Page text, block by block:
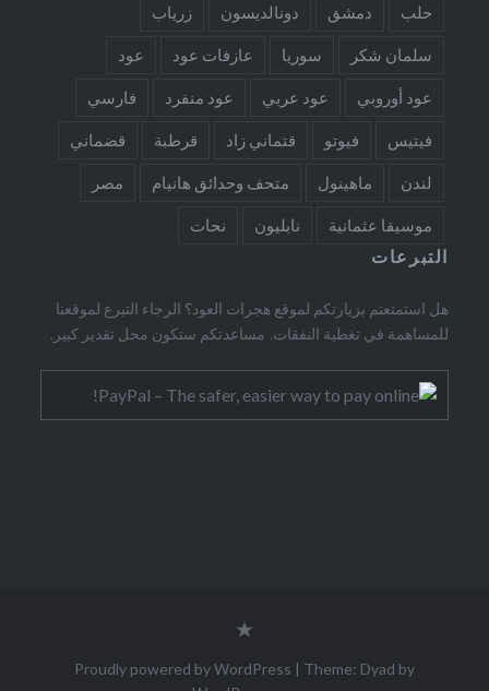
حلب دمشق دونالديسون زرياب
سلمان شكر سوريا عازفات عود عود
عود أوروبي عود عربي عود منفرد فارسي
فيتيس فيوتو قتماني زاد قرطبة قضماني
لندن ماهينول متحف وحدائق هانيام مصر
موسيقا عثمانية نابليون نحات
التبرعات
هل استمتعتم بزيارتكم لموقع هجرات العود؟ الرجاء التبرع لموقعنا
للمساهمة في تغطية النفقات. مساعدتكم ستكون محل تقدير كبير.
Proudly powered by WordPress | Theme: Dyad by